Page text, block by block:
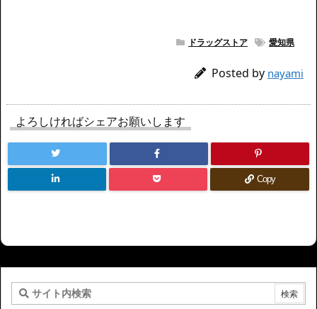
ドラッグストア 愛知県
Posted by nayami
よろしければシェアお願いします
Copy